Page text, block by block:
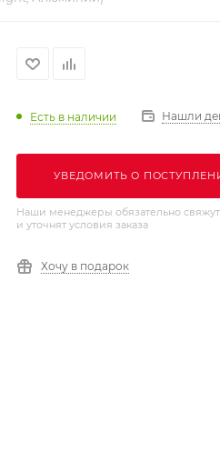
Есть в наличии Нашли
УВЕДОМИТЬ О
Наши менеджеры обязательно
и уточнят условия заказа
Хочу в подарок